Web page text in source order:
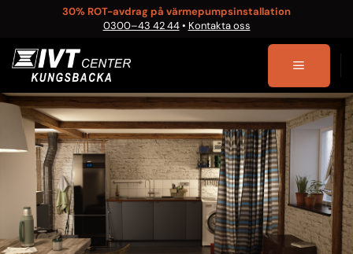
content
30% ROT-avdrag på värmepumpsinstallation
0300–43 42 44• Kontakta oss